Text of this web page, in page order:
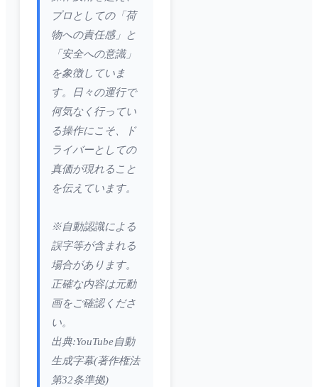
プロとしての「荷
物への責任感」と
「安全への意識」
を象徴していま
す。日々の運行で
何気なく行ってい
る操作にこそ、ド
ライバーとしての
真価が現れること
を伝えています。
※自動認識による
誤字等が含まれる
場合があります。
正確な内容は元動
画をご確認くださ
い。
出典:YouTube自動
生成字幕(著作権法
第32条準拠)